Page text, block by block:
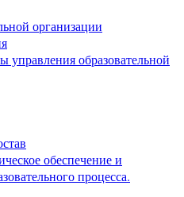
организации
управления образовательной
обеспечение и
процесса.